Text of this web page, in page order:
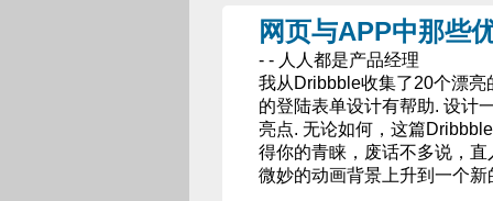
网页与APP中那些
- - 人人都是产品经理
我从Dribbble收集了20个漂
的登陆表单设计有帮助. 设计
亮点. 无论如何，这篇
得你的青睐，废话不多说，
微妙的动画背景上升到一个新